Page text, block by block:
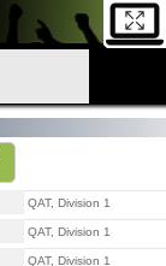
QAT, Division 1
QAT, Division 1
QAT, Division 1